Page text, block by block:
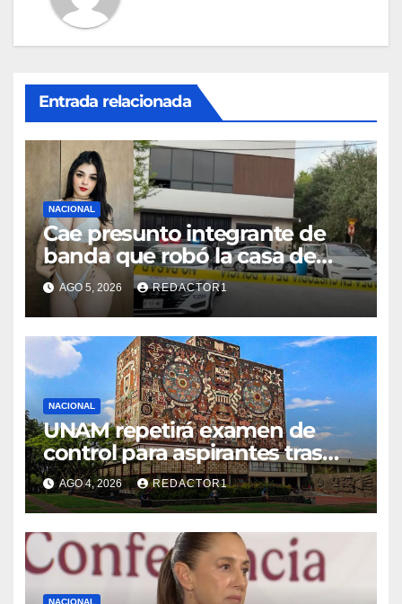
Entrada relacionada
NACIONAL
Cae presunto integrante de
banda que robó la casa de
Karely Ruiz
AGO 5, 2026 REDACTOR1
NACIONAL
UNAM repetirá examen de
control para aspirantes tras
fallas en pruebas en línea
AGO 4, 2026 REDACTOR1
NACIONAL